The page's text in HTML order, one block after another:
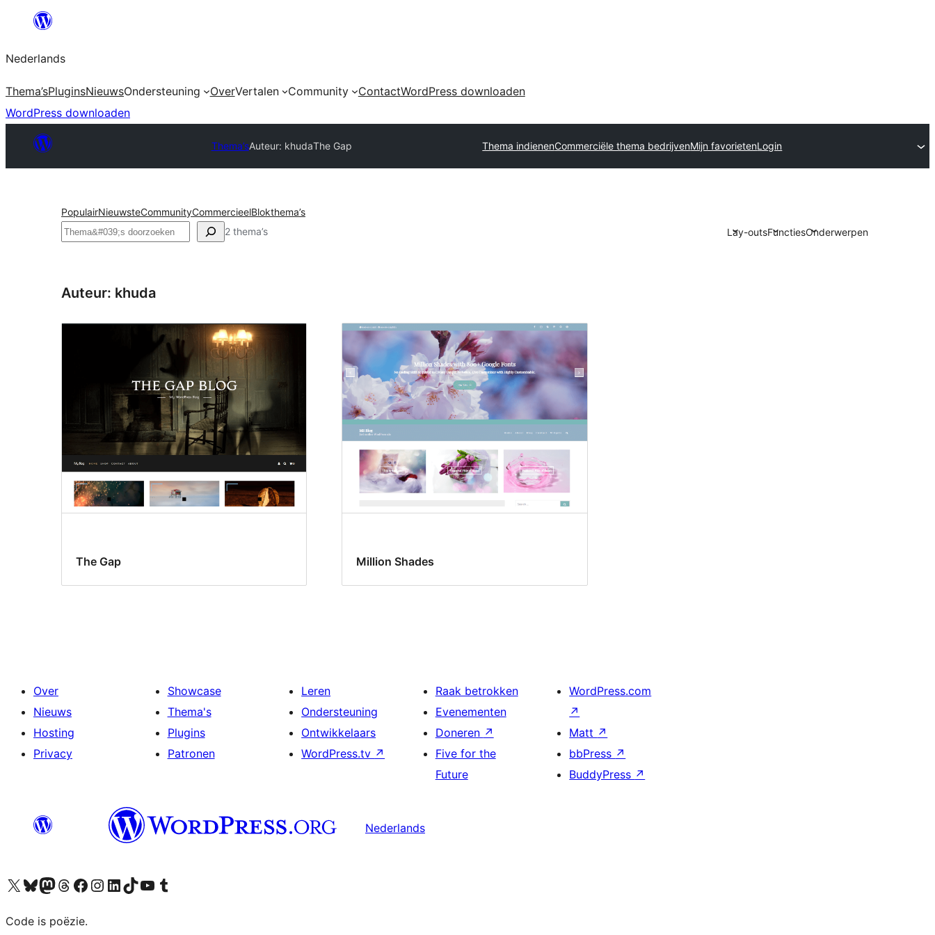
de
inhoud
Nederlands
Thema’sPluginsNieuwsOndersteuning OverVertalen Community ContactWordPress downloaden
WordPress downloaden
Thema’sAuteur: khudaThe Gap Thema indienenCommerciële thema bedrijvenMijn favorietenLogin
PopulairNieuwsteCommunityCommercieelBlokthema’s
Zoeken 2 thema’s Lay-outsFunctiesOnderwerpen
Auteur: khuda
The Gap Million Shades
Over
Nieuws
Hosting
Privacy
Showcase
Thema's
Plugins
Patronen
Leren
Ondersteuning
Ontwikkelaars
WordPress.tv ↗
Raak betrokken
Evenementen
Doneren ↗
Five for the
Future
WordPress.com
↗
Matt ↗
bbPress ↗
BuddyPress ↗
Nederlands
Bezoek ons X (voorheen Twitter) account
Bezoek ons Bluesky account
Bezoek ons Mastodon account
Bezoek ons Threads account
Onze Facebook pagina bezoeken
Bezoek ons Instagram account
Bezoek ons LinkedIn account
Bezoek ons TikTok account
Bezoek ons YouTube kanaalBezoek ons Tumblr account
Code is poëzie.